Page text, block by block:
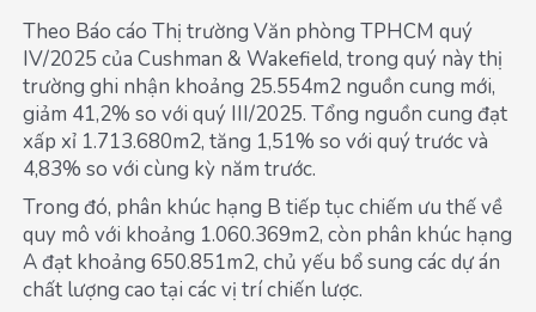
Theo Báo cáo Thị trường Văn phòng TPHCM quý
IV/2025 của Cushman & Wakefield, trong quý này thị
trường ghi nhận khoảng 25.554m2 nguồn cung mới,
giảm 41,2% so với quý III/2025. Tổng nguồn cung đạt
xấp xỉ 1.713.680m2, tăng 1,51% so với quý trước và
4,83% so với cùng kỳ năm trước.
Trong đó, phân khúc hạng B tiếp tục chiếm ưu thế về
quy mô với khoảng 1.060.369m2, còn phân khúc hạng
A đạt khoảng 650.851m2, chủ yếu bổ sung các dự án
chất lượng cao tại các vị trí chiến lược.